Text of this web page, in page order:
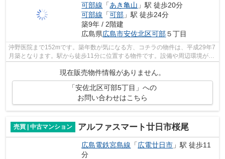
可部線 「あき亀山 」駅 徒歩20分
可部線 「可部 」駅 徒歩24分
築9年 / 2階建
広島県広島市安佐北区可部５丁目
沖野医院まで152mです。築年数が気になる方、コチラの物件は、平成29年7
月築となります。駅から徒歩11分に位置する物件です。設備や周辺環境が整
現在販売物件情報がありません。
「安佐北区可部5丁目」への
お問い合わせはこちら
売買 | 中古マンション アルファスマート廿日市桜尾
広島電鉄宮島線 「広電廿日市 」駅 徒歩11
分